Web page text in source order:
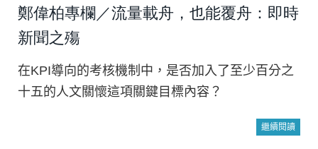
鄭偉柏專欄／流量載舟，也能覆舟：即時
新聞之殤
在KPI導向的考核機制中，是否加入了至少百分之
十五的人文關懷這項關鍵目標內容？
繼續閱讀